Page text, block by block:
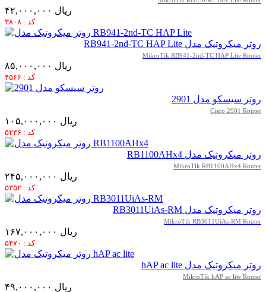
۴۲,۰۰۰,۰۰۰ ریال
کد : ۳۸۰۸
روتر میکروتیک مدل RB941-2nd-TC HAP Lite
MikroTik RB941-2nd-TC HAP Lite Router
۸۵,۰۰۰,۰۰۰ ریال
کد : ۴۵۶۶
روتر سیسکو مدل 2901
Cisco 2901 Router
۱۰۵,۰۰۰,۰۰۰ ریال
کد : ۵۲۳۶
روتر میکروتیک مدل RB1100AHx4
MikroTik RB1100AHx4 Router
۲۴۵,۰۰۰,۰۰۰ ریال
کد : ۵۳۵۲
روتر میکروتیک مدل RB3011UiAs-RM
MikroTik RB3011UiAs-RM Router
۱۶۷,۰۰۰,۰۰۰ ریال
کد : ۵۴۷۰
روتر میکروتیک مدل hAP ac lite
MikroTik hAP ac lite Router
۴۹,۰۰۰,۰۰۰ ریال